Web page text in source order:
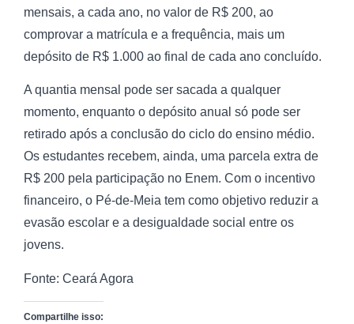
mensais, a cada ano, no valor de R$ 200, ao
comprovar a matrícula e a frequência, mais um
depósito de R$ 1.000 ao final de cada ano concluído.
A quantia mensal pode ser sacada a qualquer
momento, enquanto o depósito anual só pode ser
retirado após a conclusão do ciclo do ensino médio.
Os estudantes recebem, ainda, uma parcela extra de
R$ 200 pela participação no Enem. Com o incentivo
financeiro, o Pé-de-Meia tem como objetivo reduzir a
evasão escolar e a desigualdade social entre os
jovens.
Fonte: Ceará Agora
Compartilhe isso: